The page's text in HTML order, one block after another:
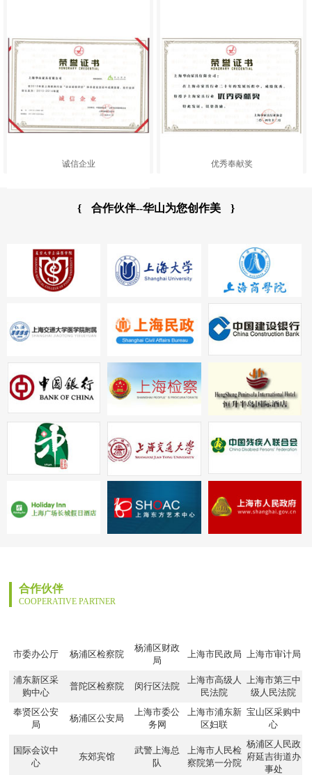
诚信企业 优秀奉献奖
{ 合作伙伴--华山为您创作美 }
合作伙伴
COOPERATIVE PARTNER
市委办公厅 杨浦区检察院
杨浦区财政
局
上海市民政局 上海市审计局
浦东新区采
购中心
普陀区检察院 闵行区法院
上海市高级人
民法院
上海市第三中
级人民法院
奉贤区公安
局
杨浦区公安局
上海市委公
务网
上海市浦东新
区妇联
宝山区采购中
心
国际会议中
心
东郊宾馆
武警上海总
队
上海市人民检
察院第一分院
杨浦区人民政
府延吉街道办
事处